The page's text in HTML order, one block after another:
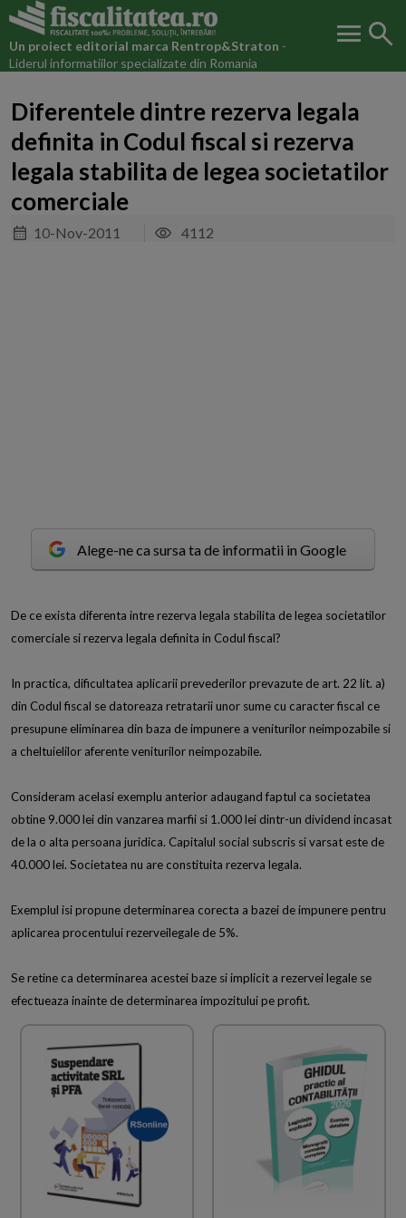
Un proiect editorial marca Rentrop&Straton -
Liderul informatiilor specializate din Romania
menu search
Diferentele dintre rezerva legala
definita in Codul fiscal si rezerva
legala stabilita de legea societatilor
comerciale
10-Nov-2011 4112
Alege-ne ca sursa ta de informatii in Google
De ce exista diferenta intre rezerva legala stabilita de legea societatilor
comerciale si rezerva legala definita in Codul fiscal?
In practica, dificultatea aplicarii prevederilor prevazute de art. 22 lit. a)
din Codul fiscal se datoreaza retratarii unor sume cu caracter fiscal ce
presupune eliminarea din baza de impunere a veniturilor neimpozabile si
a cheltuielilor aferente veniturilor neimpozabile.
Consideram acelasi exemplu anterior adaugand faptul ca societatea
obtine 9.000 lei din vanzarea marfii si 1.000 lei dintr-un dividend incasat
de la o alta persoana juridica. Capitalul social subscris si varsat este de
40.000 lei. Societatea nu are constituita rezerva legala.
Exemplul isi propune determinarea corecta a bazei de impunere pentru
aplicarea procentului rezerveilegale de 5%.
Se retine ca determinarea acestei baze si implicit a rezervei legale se
efectueaza inainte de determinarea impozitului pe profit.